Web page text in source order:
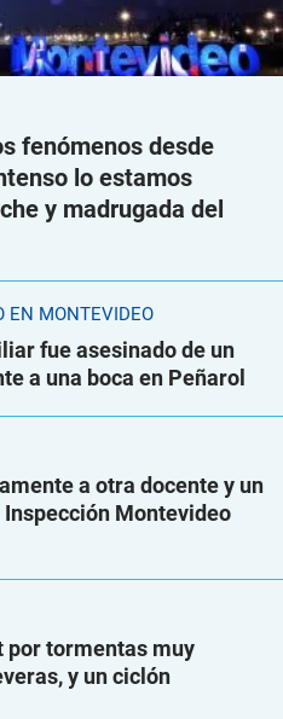
fenómenos desde
lo estamos
y madrugada del
EN MONTEVIDEO
fue asesinado de un
a una boca en Peñarol
a otra docente y un
Montevideo
por tormentas muy
y un ciclón